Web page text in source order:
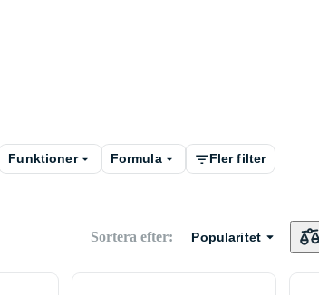
Funktioner Formula
Fler filter
Sortera efter: Popularitet